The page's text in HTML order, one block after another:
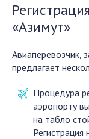
«Азимут»
Авиаперевозчик,
предлагает
Процедура
аэропорту
на табло
Регистрация